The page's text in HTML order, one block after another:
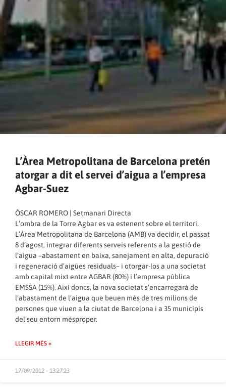
L’Àrea Metropolitana de Barcelona pretén
atorgar a dit el servei d’aigua a l’empresa
Agbar-Suez
ÒSCAR ROMERO | Setmanari Directa
L’ombra de la Torre Agbar es va estenent sobre el territori.
L’Àrea Metropolitana de Barcelona (AMB) va decidir, el passat
8 d’agost, integrar diferents serveis referents a la gestió de
l’aigua –abastament en baixa, sanejament en alta, depuració
i regeneració d’aigües residuals– i otorgar-los a una societat
amb capital mixt entre AGBAR (80%) i l’empresa pública
EMSSA (15%). Així doncs, la nova societat s’encarregarà de
l’abastament de l’aigua que beuen més de tres milions de
persones que viuen a la ciutat de Barcelona i a 35 municipis
del seu entorn mésproper.
LLEGIR MÉS »
17/09/2012 - 13:27:23